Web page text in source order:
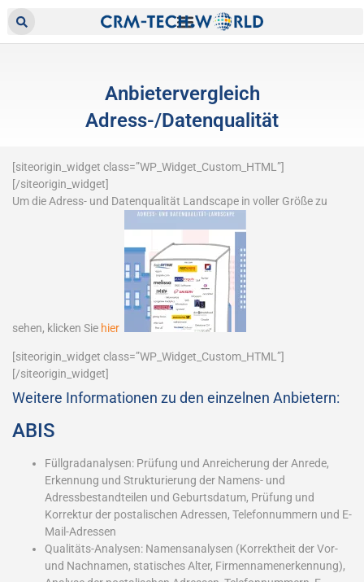
Anbietervergleich
Adress-/Datenqualität
[siteorigin_widget class=”WP_Widget_Custom_HTML”]
[/siteorigin_widget]
Um die Adress- und Datenqualität Landscape in voller Größe zu
sehen, klicken Sie hier
[siteorigin_widget class=”WP_Widget_Custom_HTML”]
[/siteorigin_widget]
Weitere Informationen zu den einzelnen Anbietern:
ABIS
Füllgradanalysen: Prüfung und Anreicherung der Anrede,
Erkennung und Strukturierung der Namens- und
Adressbestandteilen und Geburtsdatum, Prüfung und
Korrektur der postalischen Adressen, Telefonnummern und E-
Mail-Adressen
Qualitäts-Analysen: Namensanalysen (Korrektheit der Vor-
und Nachnamen, statisches Alter, Firmennamenerkennung),